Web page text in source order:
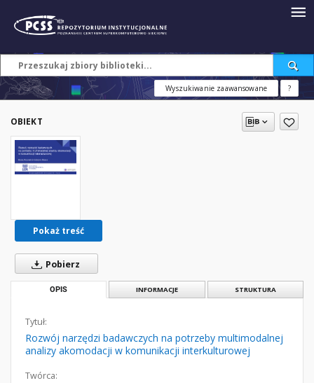
Wyszukiwanie zaawansowane ?
OBIEKT
Pokaż treść
Pobierz
OPIS INFORMACJE STRUKTURA
Tytuł:
Rozwój narzędzi badawczych na potrzeby multimodalnej
analizy akomodacji w komunikacji interkulturowej
Twórca: